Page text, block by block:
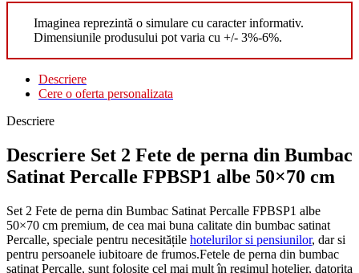
Imaginea reprezintă o simulare cu caracter informativ.
Dimensiunile produsului pot varia cu +/- 3%-6%.
Descriere
Cere o oferta personalizata
Descriere
Descriere Set 2 Fete de perna din Bumbac
Satinat Percalle FPBSP1 albe 50×70 cm
Set 2 Fete de perna din Bumbac Satinat Percalle FPBSP1 albe
50×70 cm premium, de cea mai buna calitate din bumbac satinat
Percalle, speciale pentru necesitățile hotelurilor si pensiunilor, dar si
pentru persoanele iubitoare de frumos.Fetele de perna din bumbac
satinat Percalle, sunt folosite cel mai mult în regimul hotelier, datorita